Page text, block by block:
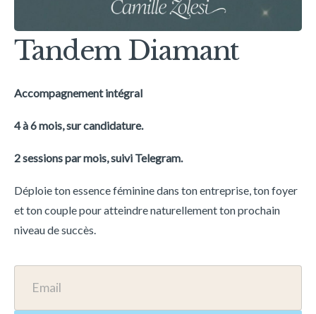
Tandem Diamant
Accompagnement intégral
4 à 6 mois, sur candidature.
2 sessions par mois, suivi Telegram.
Déploie ton essence féminine dans ton entreprise, ton foyer
et ton couple pour atteindre naturellement ton prochain
niveau de succès.